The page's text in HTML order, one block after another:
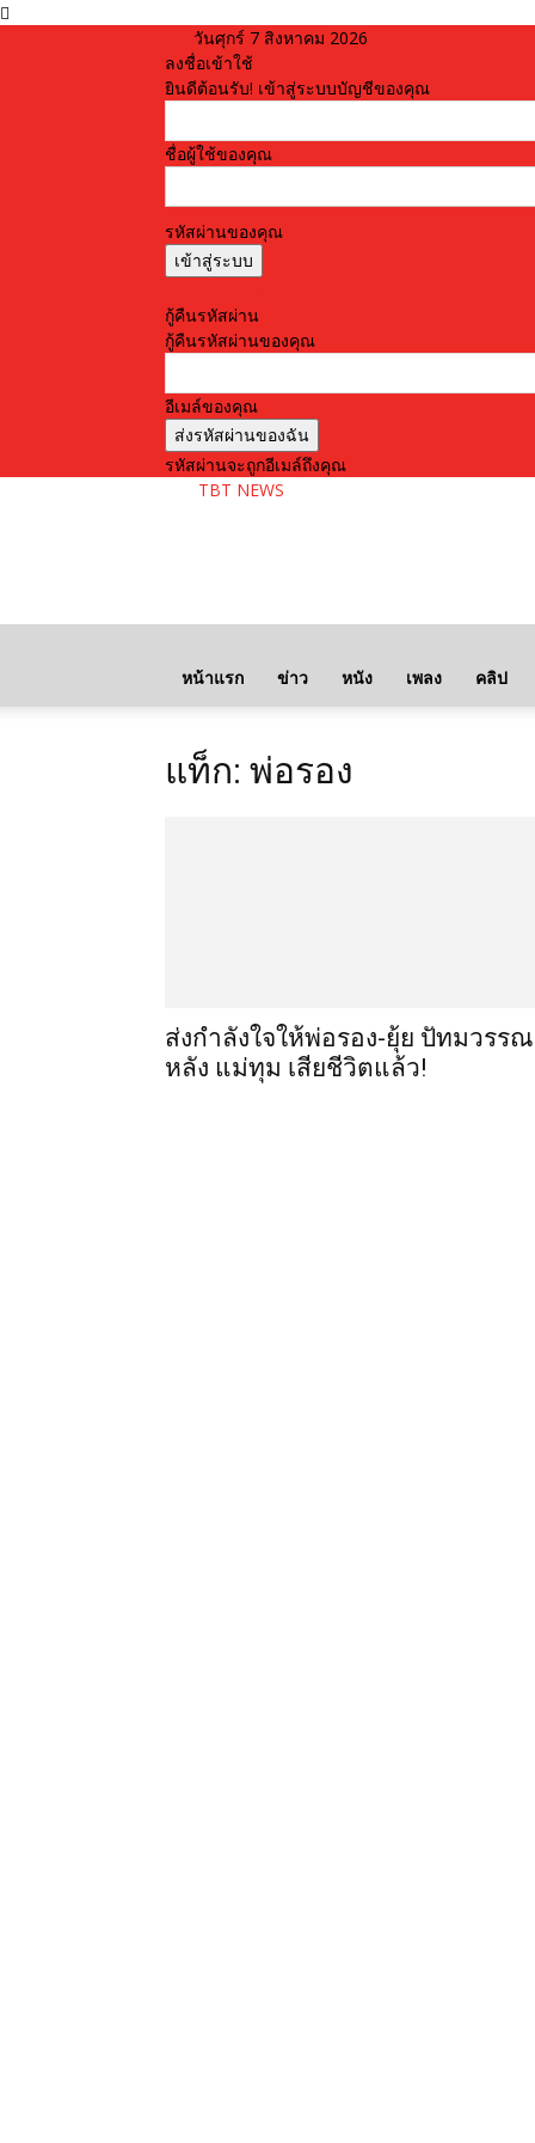
วันศุกร์ 7 สิงหาคม 2026
ลงชื่อเข้าใช้
ยินดีต้อนรับ! เข้าสู่ระบบบัญชีของคุณ
ชื่อผู้ใช้ของคุณ
รหัสผ่านของคุณ
กู้คืนรหัสผ่าน
กู้คืนรหัสผ่านของคุณ
อีเมล์ของคุณ
รหัสผ่านจะถูกอีเมล์ถึงคุณ
TBT NEWS
หน้าแรก ข่าว หนัง เพลง คลิป
แท็ก: พ่อรอง
ส่งกำลังใจให้พ่อรอง-ยุ้ย ปัทมวรรณ
หลัง แม่ทุม เสียชีวิตแล้ว!